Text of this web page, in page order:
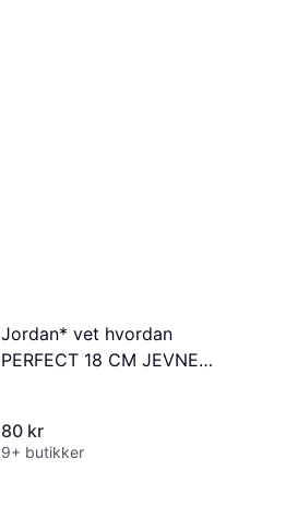
Jordan* vet hvordan
PERFECT 18 CM JEVNE
80 kr
9+ butikker